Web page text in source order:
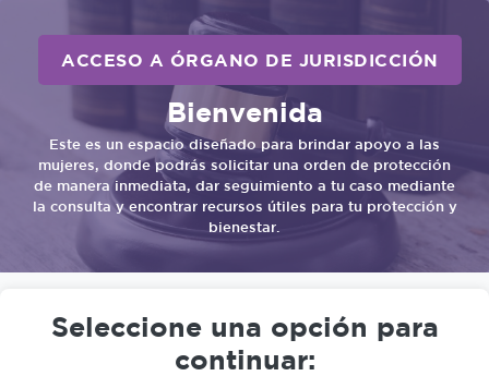
ACCESO A ÓRGANO DE JURISDICCIÓN
Bienvenida
Este es un espacio diseñado para brindar apoyo a las
mujeres, donde podrás solicitar una orden de protección
de manera inmediata, dar seguimiento a tu caso mediante
la consulta y encontrar recursos útiles para tu protección y
bienestar.
Seleccione una opción para
continuar: